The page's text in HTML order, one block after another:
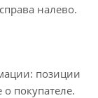
налево.
позиции
покупателе.